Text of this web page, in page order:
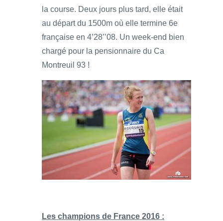
la course. Deux jours plus tard, elle était
au départ du 1500m où elle termine 6e
française en 4’28’’08. Un week-end bien
chargé pour la pensionnaire du Ca
Montreuil 93 !
Les champions de France 2016 :